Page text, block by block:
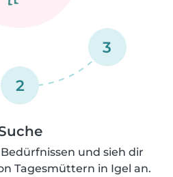
2
3
und sieh dir
Tagesmüttern in Igel an.